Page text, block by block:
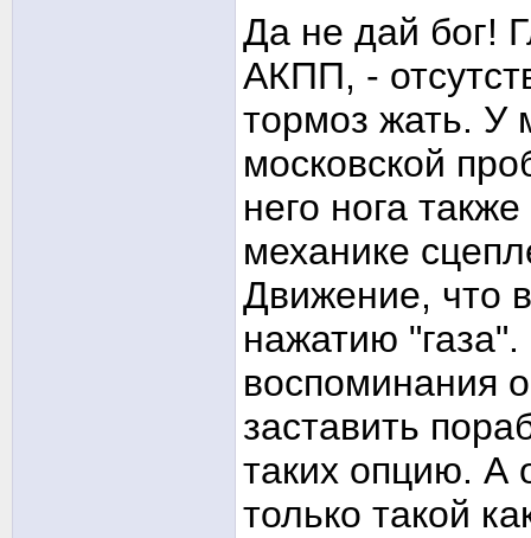
Да не дай бог!
АКПП, -
тормоз жать. У
московской
него нога
механике
Движение, что
нажатию
воспоминания
заставить
таких опцию. А
только такой